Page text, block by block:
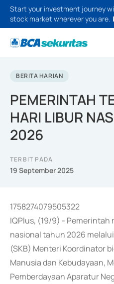
Start your investment journey
stock market wherever you are.
BERITA HARIAN
PEMERINTAH
HARI LIBUR
2026
TERBIT PADA
19 September 2025
1758274079505322
IQPlus, (19/9) - Pemerintah
nasional tahun 2026
(SKB) Menteri Koordinator
Manusia dan Kebudayaan,
Pemberdayaan Aparatur